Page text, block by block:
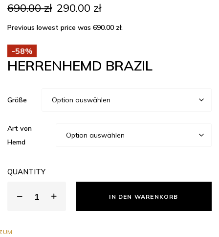
690.00zł Ursprünglicher
Preis
war:
690.00 zł
290.00 złAktueller
ist:
290.00 zł.
Previous lowest price was 690.00 zł.
-58%
HERRENHEMD BRAZIL
Größe
Art von
Hemd
QUANTITY
IN DEN WARENKORB